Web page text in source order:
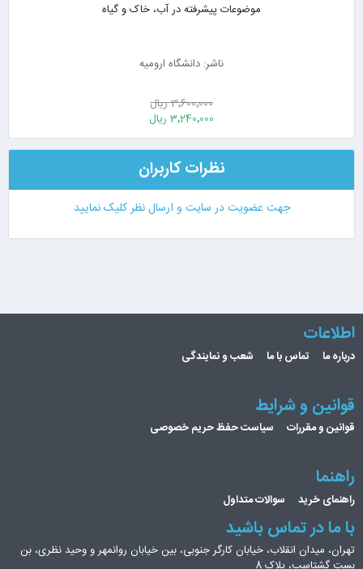
موضوعات پیشرفته در آب، خاک و گیاه
ناشر: دانشگاه ارومیه
3٬600٬000 ریال
3٬240٬000 ریال
نظرات کاربران
جهت عضویت در سایت و ارسال نظر کلیک نمایید
اطلاعات
درباره ما تماس با ما شعب و نمایندگی
قوانین و شرایط
قوانین و مقررات سیاست حفظ حریم خصوصی
راهنما
راهنمای خرید سوالات متداول
با ما در تماس باشید
تهران، میدان انقلاب، خیابان کارگر جنوبی، بین خیابان روانمهر و وحید نظری، بن